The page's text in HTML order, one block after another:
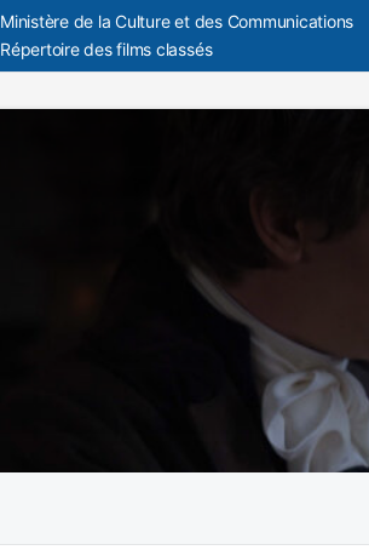
Ministère de la Culture et des Communications
Répertoire des films classés